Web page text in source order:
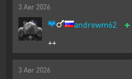
3 Авг 2026
andrewm62 +
++
3 Авг 2026